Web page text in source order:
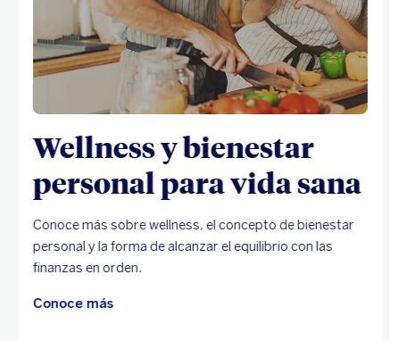
Wellness y bienestar
personal para vida sana
Conoce más sobre wellness, el concepto de bienestar
personal y la forma de alcanzar el equilibrio con las
finanzas en orden.
Conoce más